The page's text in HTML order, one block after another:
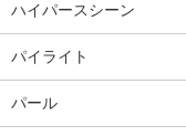
ハイパースシーン
パイライト
パール